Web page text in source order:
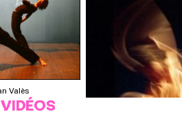
Valès
VIDÉOS